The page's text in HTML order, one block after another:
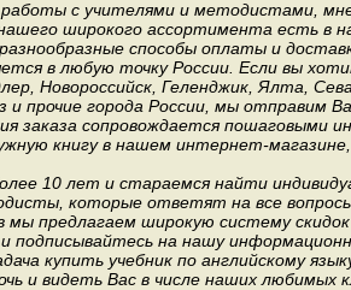
с учителями и методистами,
широкого ассортимента есть в
способы оплаты и
в любую точку России. Если вы
Новороссийск, Геленджик, Ялта,
и прочие города России, мы отправим
заказа сопровождается пошаговыми
книгу в нашем интернет-
10 лет и стараемся найти
которые ответят на все
мы предлагаем широкую систему
подписывайтесь на нашу
купить учебник по английскому
и видеть Вас в числе наших любимых